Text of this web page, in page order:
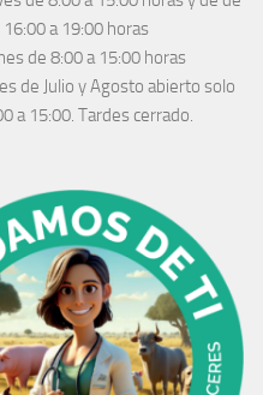
16:00 a 19:00 horas
de 8:00 a 15:00 horas
de Julio y Agosto abierto solo
a 15:00. Tardes cerrado.